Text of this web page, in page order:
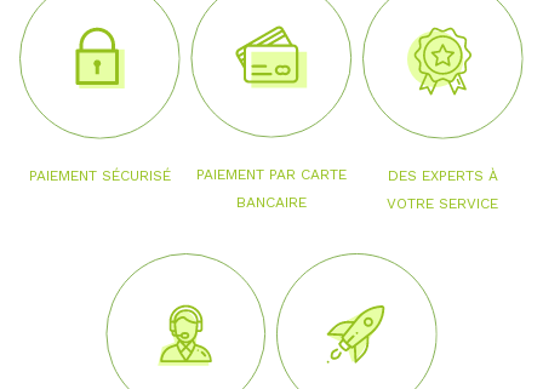
PAIEMENT SÉCURISÉ
PAIEMENT PAR CARTE
BANCAIRE
DES EXPERTS À
VOTRE SERVICE